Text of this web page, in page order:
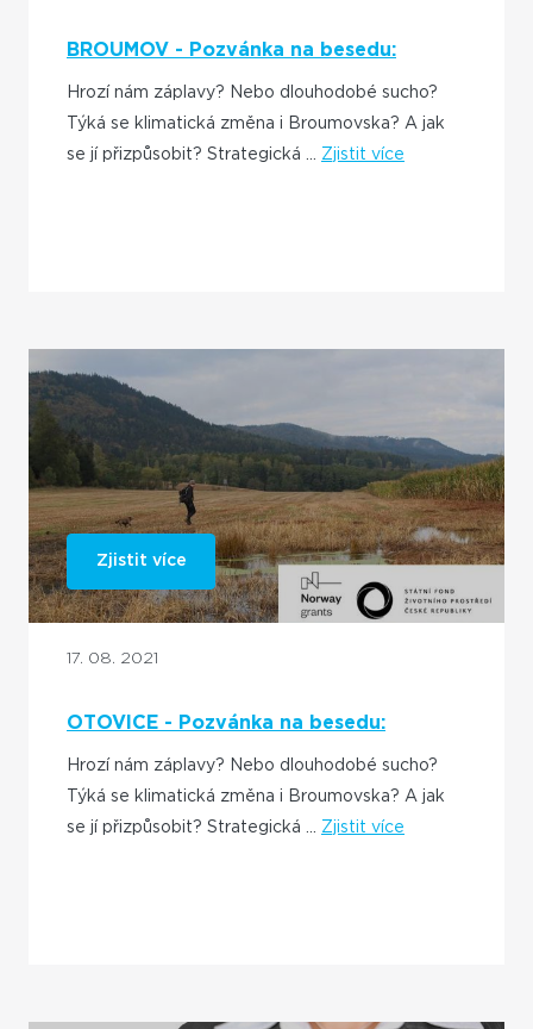
BROUMOV - Pozvánka na besedu:
Hrozí nám záplavy? Nebo dlouhodobé sucho?
Týká se klimatická změna i Broumovska? A jak
se jí přizpůsobit? Strategická ... Zjistit více
Zjistit více
17. 08. 2021
OTOVICE - Pozvánka na besedu:
Hrozí nám záplavy? Nebo dlouhodobé sucho?
Týká se klimatická změna i Broumovska? A jak
se jí přizpůsobit? Strategická ... Zjistit více